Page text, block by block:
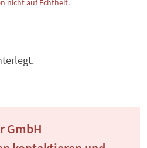
nicht auf Echtheit.
GmbH